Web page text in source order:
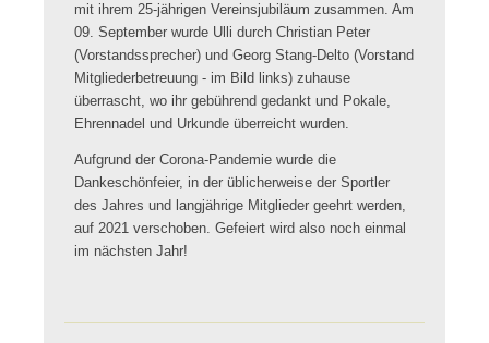
mit ihrem 25-jährigen Vereinsjubiläum zusammen. Am
09. September wurde Ulli durch Christian Peter
(Vorstandssprecher) und Georg Stang-Delto (Vorstand
Mitgliederbetreuung - im Bild links) zuhause
überrascht, wo ihr gebührend gedankt und Pokale,
Ehrennadel und Urkunde überreicht wurden.
Aufgrund der Corona-Pandemie wurde die
Dankeschönfeier, in der üblicherweise der Sportler
des Jahres und langjährige Mitglieder geehrt werden,
auf 2021 verschoben. Gefeiert wird also noch einmal
im nächsten Jahr!